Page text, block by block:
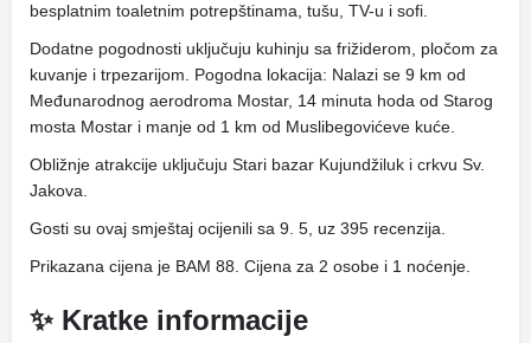
besplatnim toaletnim potrepštinama, tušu, TV-u i sofi.
Dodatne pogodnosti uključuju kuhinju sa frižiderom, pločom za
kuvanje i trpezarijom. Pogodna lokacija: Nalazi se 9 km od
Međunarodnog aerodroma Mostar, 14 minuta hoda od Starog
mosta Mostar i manje od 1 km od Muslibegovićeve kuće.
Obližnje atrakcije uključuju Stari bazar Kujundžiluk i crkvu Sv.
Jakova.
Gosti su ovaj smještaj ocijenili sa 9. 5, uz 395 recenzija.
Prikazana cijena je BAM 88. Cijena za 2 osobe i 1 noćenje.
✨ Kratke informacije